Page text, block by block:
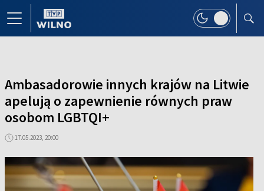
Ambasadorowie innych krajów na Litwie
apelują o zapewnienie równych praw
osobom LGBTQI+
17.05.2023, 20:00